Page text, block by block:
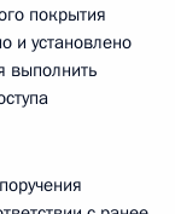
покрытия
и установлено
выполнить